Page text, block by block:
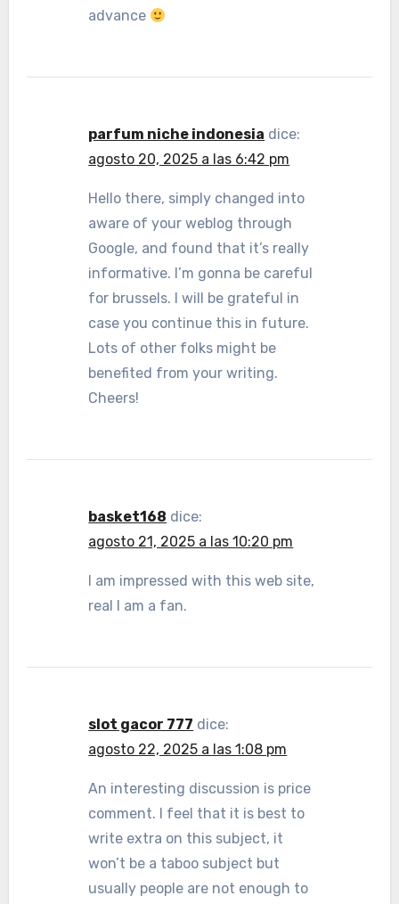
advance
parfum niche indonesia dice:
agosto 20, 2025 a las 6:42 pm
Hello there, simply changed into
aware of your weblog through
Google, and found that it’s really
informative. I’m gonna be careful
for brussels. I will be grateful in
case you continue this in future.
Lots of other folks might be
benefited from your writing.
Cheers!
basket168 dice:
agosto 21, 2025 a las 10:20 pm
I am impressed with this web site,
real I am a fan.
slot gacor 777 dice:
agosto 22, 2025 a las 1:08 pm
An interesting discussion is price
comment. I feel that it is best to
write extra on this subject, it
won’t be a taboo subject but
usually people are not enough to